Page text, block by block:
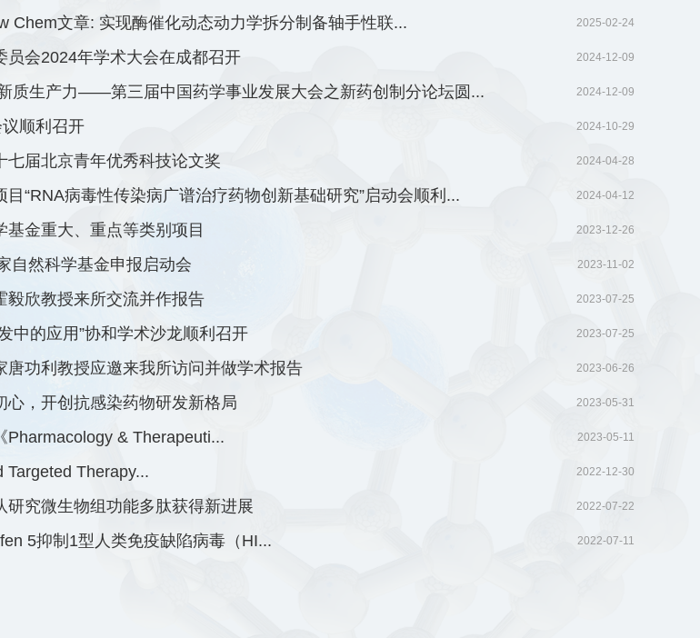
2025-02-24
Chem文章: 实现酶催化动态动力学拆分制备轴手性联...
2024-12-09
员会2024年学术大会在成都召开
2024-12-09
质生产力——第三届中国药学事业发展大会之新药创制分论坛圆...
2024-10-29
议顺利召开
2024-04-28
七届北京青年优秀科技论文奖
2024-04-12
目“RNA病毒性传染病广谱治疗药物创新基础研究”启动会顺利...
2023-12-26
金重大、重点等类别项目
2023-11-02
自然科学基金申报启动会
2023-07-25
毅欣教授来所交流并作报告
2023-07-25
中的应用”协和学术沙龙顺利召开
2023-06-26
唐功利教授应邀来我所访问并做学术报告
2023-05-31
心，开创抗感染药物研发新格局
2023-05-11
Pharmacology & Therapeuti...
2022-12-30
Targeted Therapy...
2022-07-22
研究微生物组功能多肽获得新进展
2022-07-11
5抑制1型人类免疫缺陷病毒（HI...